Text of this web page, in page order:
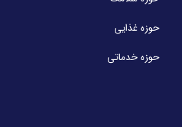
حوزه غذایی
حوزه خدماتی